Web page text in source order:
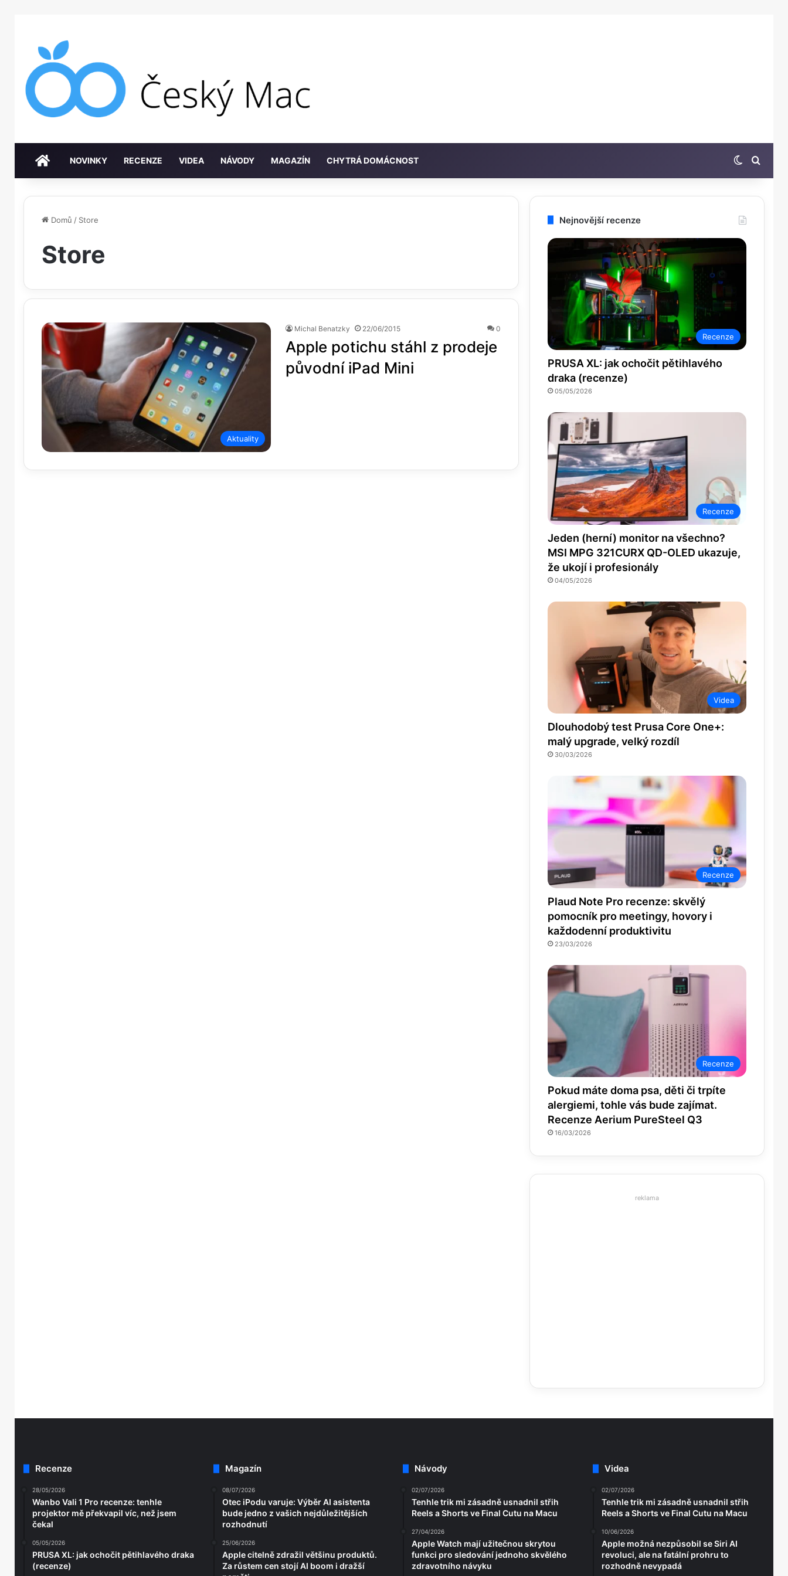
DOMŮNOVINKY RECENZE VIDEA NÁVODY MAGAZÍN CHYTRÁ DOMÁCNOST Switch
Domů / Store
Store
Aktuality
Michal Benatzky 22/06/2015 0
Apple potichu stáhl z prodeje
původní iPad Mini
Nejnovější recenze
Recenze
PRUSA XL: jak ochočit pětihlavého
draka (recenze)
05/05/2026
Recenze
Jeden (herní) monitor na všechno?
MSI MPG 321CURX QD-OLED ukazuje,
že ukojí i profesionály
04/05/2026
Videa
Dlouhodobý test Prusa Core One+:
malý upgrade, velký rozdíl
30/03/2026
Recenze
Plaud Note Pro recenze: skvělý
pomocník pro meetingy, hovory i
každodenní produktivitu
23/03/2026
Recenze
Pokud máte doma psa, děti či trpíte
alergiemi, tohle vás bude zajímat.
Recenze Aerium PureSteel Q3
16/03/2026
reklama
Recenze
28/05/2026
Wanbo Vali 1 Pro recenze: tenhle
projektor mě překvapil víc, než jsem
čekal
05/05/2026
PRUSA XL: jak ochočit pětihlavého draka
(recenze)
Magazín
08/07/2026
Otec iPodu varuje: Výběr AI asistenta
bude jedno z vašich nejdůležitějších
rozhodnutí
25/06/2026
Apple citelně zdražil většinu produktů.
Za růstem cen stojí AI boom i dražší
Návody
02/07/2026
Tenhle trik mi zásadně usnadnil střih
Reels a Shorts ve Final Cutu na Macu
27/04/2026
Apple Watch mají užitečnou skrytou
funkci pro sledování jednoho skvělého
zdravotního návyku
Videa
02/07/2026
Tenhle trik mi zásadně usnadnil střih
Reels a Shorts ve Final Cutu na Macu
10/06/2026
Apple možná nezpůsobil se Siri AI
revoluci, ale na fatální prohru to
rozhodně nevypadá